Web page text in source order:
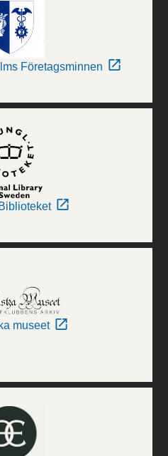
Företagsminnen
museet